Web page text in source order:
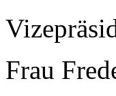
Frau